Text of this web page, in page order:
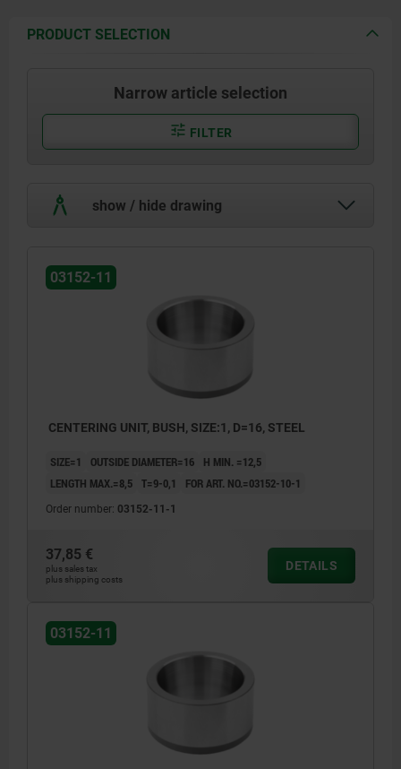
PRODUCT SELECTION
Narrow article selection
FILTER
show / hide drawing
03152-11
CENTERING UNIT, BUSH, SIZE:1, D=16, STEEL
SIZE=1 OUTSIDE DIAMETER=16
H MIN. =12,5
LENGTH MAX.=8,5 T=9-0,1 FOR ART. NO.=03152-10-1
Order number: 03152-11-1
37,85 €
plus sales tax
plus shipping costs
DETAILS
03152-11